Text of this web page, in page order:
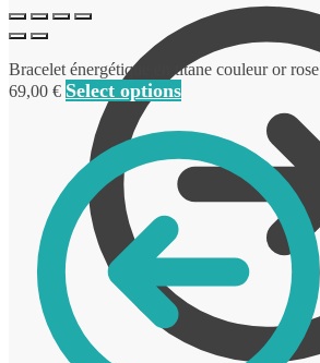
Bracelet énergétique en titane couleur or rose
69,00 € Select options